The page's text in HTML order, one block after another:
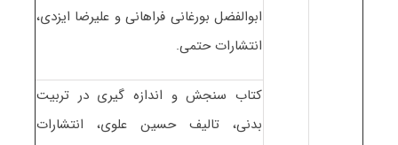
ابوالفضل بورغانی فراهانی و علیرضا ایزدی،
انتشارات حتمی.
کتاب سنجش و اندازه گیری در تربیت
بدنی، تالیف حسین علوی، انتشارات